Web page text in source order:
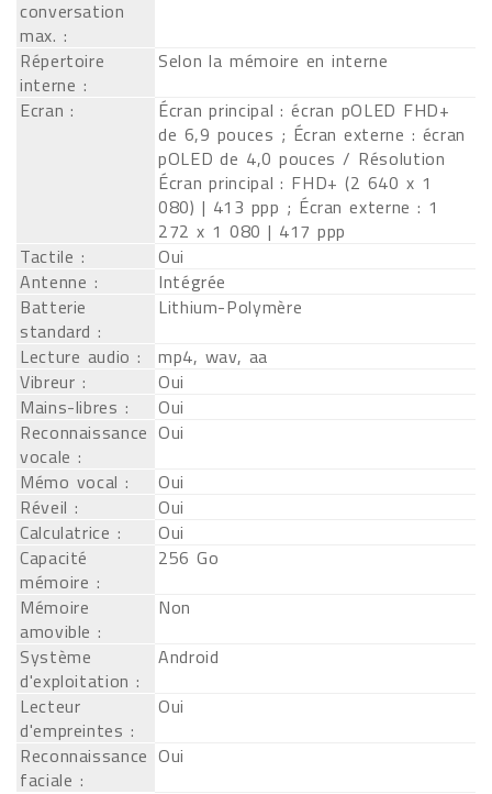
conversation
max. :
Répertoire
interne :
Selon la mémoire en interne
Ecran :
Écran principal : écran pOLED FHD+
de 6,9 pouces ; Écran externe : écran
pOLED de 4,0 pouces / Résolution
Écran principal : FHD+ (2 640 x 1
080) | 413 ppp ; Écran externe : 1
272 x 1 080 | 417 ppp
Tactile :
Oui
Antenne :
Intégrée
Batterie
standard :
Lithium-Polymère
Lecture audio :
mp4, wav, aa
Vibreur :
Oui
Mains-libres :
Oui
Reconnaissance
vocale :
Oui
Mémo vocal :
Oui
Réveil :
Oui
Calculatrice :
Oui
Capacité
mémoire :
256 Go
Mémoire
amovible :
Non
Système
d'exploitation :
Android
Lecteur
d'empreintes :
Oui
Reconnaissance
faciale :
Oui